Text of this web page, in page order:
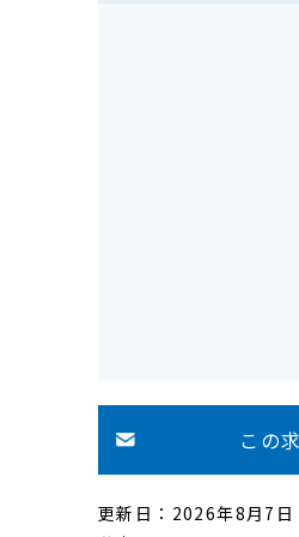
この
更新日：2026年8月7日